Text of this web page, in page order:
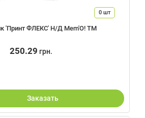
0шт
'Принт ФЛЕКС' Н/Д Mem'O! ТМ
250.29 грн.
Заказать